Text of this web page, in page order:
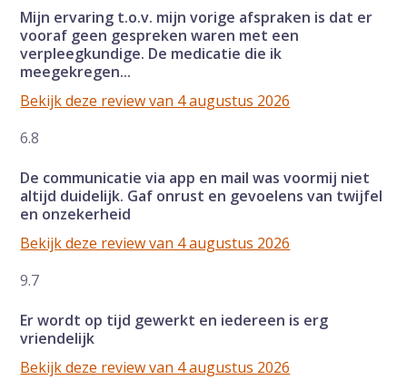
Mijn ervaring t.o.v. mijn vorige afspraken is dat er
vooraf geen gespreken waren met een
verpleegkundige. De medicatie die ik
meegekregen...
Bekijk deze review van 4 augustus 2026
6.8
De communicatie via app en mail was voormij niet
altijd duidelijk. Gaf onrust en gevoelens van twijfel
en onzekerheid
Bekijk deze review van 4 augustus 2026
9.7
Er wordt op tijd gewerkt en iedereen is erg
vriendelijk
Bekijk deze review van 4 augustus 2026